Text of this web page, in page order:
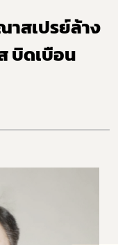
สเปรย์ล้าง
บิดเบือน